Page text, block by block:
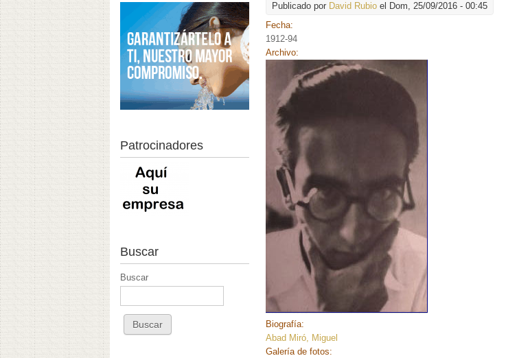
Publicado por David Rubio el Dom, 25/09/2016 - 00:45
Fecha:
1912-94
Archivo:
Biografía:
Abad Miró, Miguel
Galería de fotos:
Patrocinadores
Buscar
Buscar